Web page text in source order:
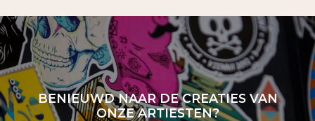
BENIEUWD NAAR DE CREATIES VAN
ONZE ARTIESTEN?